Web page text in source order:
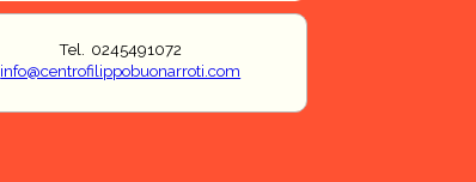
Tel. 0245491072
info@centrofilippobuonarroti.com